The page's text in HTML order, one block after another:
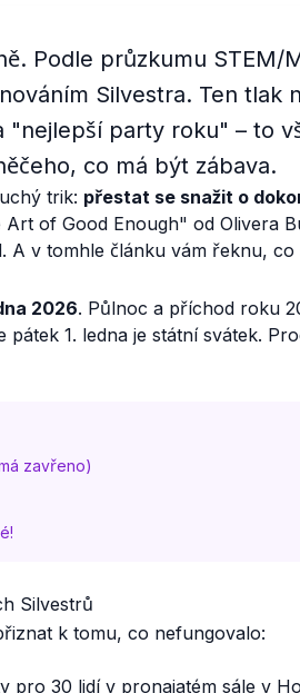
Podle průzkumu STEM/
Silvestra. Ten tlak
"nejlepší party roku" – to
co má být zábava.
trik: přestat se snažit o
Art of Good Enough" od Olivera
A v tomhle článku vám řeknu, co
2026. Půlnoc a příchod roku
1. ledna je státní svátek.
zavřeno)
Silvestrů
k tomu, co nefungovalo:
pro 30 lidí v pronajatém sále v